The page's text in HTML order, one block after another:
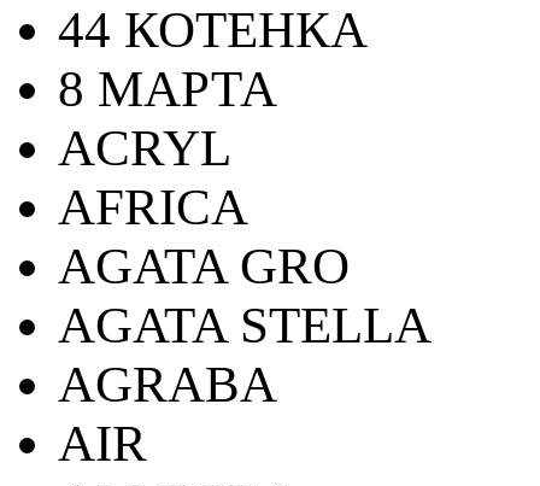
44 КОТЕНКА
8 МАРТА
ACRYL
AFRICA
AGATA GRO
AGATA STELLA
AGRABA
AIR